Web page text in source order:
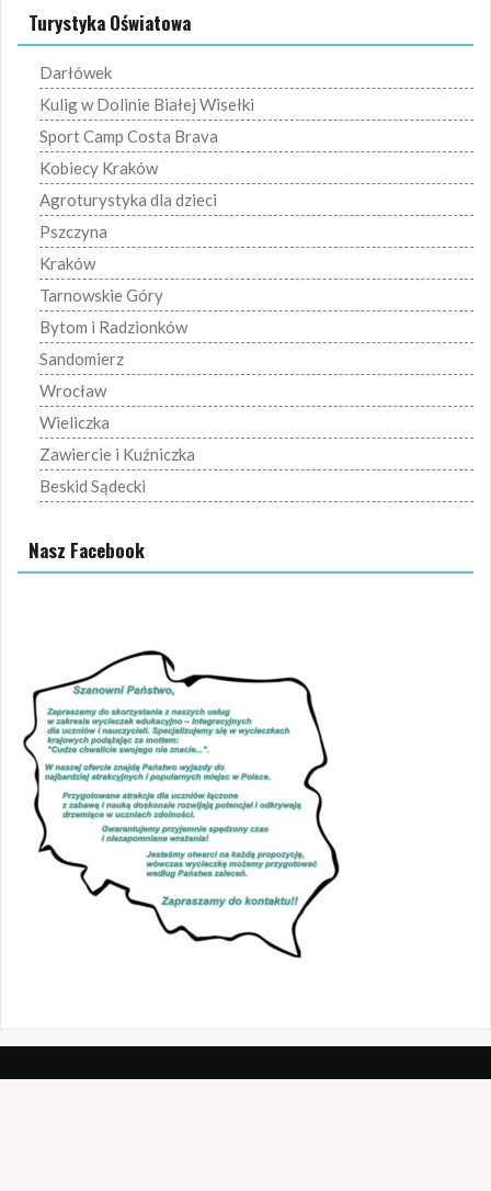
Turystyka Oświatowa
Darłówek
Kulig w Dolinie Białej Wisełki
Sport Camp Costa Brava
Kobiecy Kraków
Agroturystyka dla dzieci
Pszczyna
Kraków
Tarnowskie Góry
Bytom i Radzionków
Sandomierz
Wrocław
Wieliczka
Zawiercie i Kuźniczka
Beskid Sądecki
Nasz Facebook